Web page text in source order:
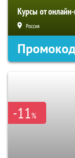
Курсы от
Россия
-11%